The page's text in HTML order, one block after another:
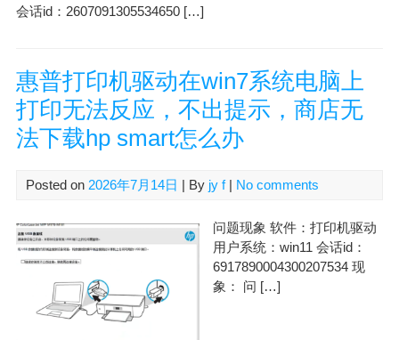
会话id：2607091305534650 […]
惠普打印机驱动在win7系统电脑上
打印无法反应，不出提示，商店无
法下载hp smart怎么办
Posted on 2026年7月14日 | By jy f| No comments
问题现象 软件：打印机驱动
用户系统：win11 会话id：
6917890004300207534 现
象： 问 […]